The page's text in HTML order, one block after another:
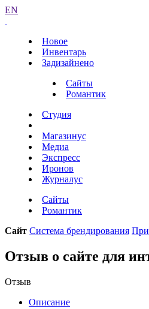
EN
Новое
Инвентарь
Задизайнено
Сайты
Романтик
Студия
Магазинус
Медиа
Экспресс
Иронов
Журналус
Сайты
Романтик
Сайт Система брендирования
Отзыв о сайте для
Отзыв
Описание